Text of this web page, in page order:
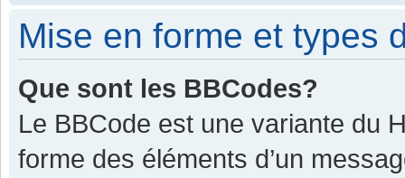
Mise en forme et types
Que sont les BBCodes?
Le BBCode est une variante du
forme des éléments d’un